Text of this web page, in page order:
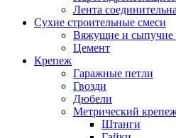
Лента
Сухие строительные смеси
Вяжущие и сыпучие
Цемент
Крепеж
Гаражные петли
Гвозди
Дюбели
Метрический
Штанги